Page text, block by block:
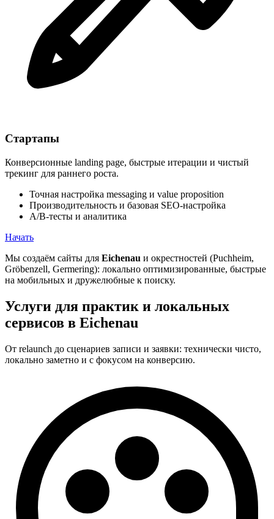
Стартапы
Конверсионные landing page, быстрые итерации и чистый
трекинг для раннего роста.
Точная настройка messaging и value proposition
Производительность и базовая SEO-настройка
A/B-тесты и аналитика
Начать
Мы создаём сайты для Eichenau и окрестностей (Puchheim,
Gröbenzell, Germering): локально оптимизированные, быстрые
на мобильных и дружелюбные к поиску.
Услуги для практик и локальных
сервисов в Eichenau
От relaunch до сценариев записи и заявки: технически чисто,
локально заметно и с фокусом на конверсию.